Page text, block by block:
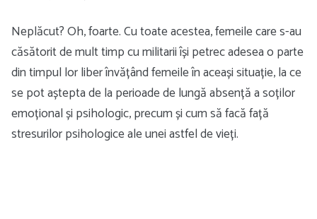
Neplăcut? Oh, foarte. Cu toate acestea, femeile care s-au
căsătorit de mult timp cu militarii își petrec adesea o parte
din timpul lor liber învățând femeile în aceași situație, la ce
se pot aștepta de la perioade de lungă absență a soților
emoțional și psihologic, precum și cum să facă față
stresurilor psihologice ale unei astfel de vieți.